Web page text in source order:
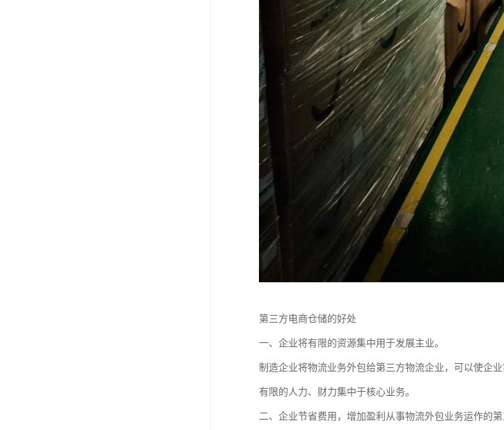
第三方电商仓储的好处
一、企业将有限的资源集中用于发展主业。
制造企业将物流业务外包给第三方物流企业，可以使企
有限的人力、财力集中于核心业务。
二、企业节省费用，增加盈利从事物流外包业务运作的